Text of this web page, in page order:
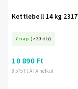
Kettlebell 14 kg 2317
7 nap (>20 db)
8 575 Ft ÁFA nélkül
10 890 Ft